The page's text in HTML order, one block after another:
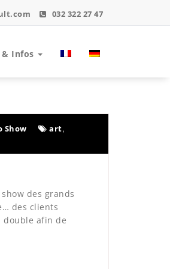
032 322 27 47
Infos
Show art,
des grands
des clients
double afin de